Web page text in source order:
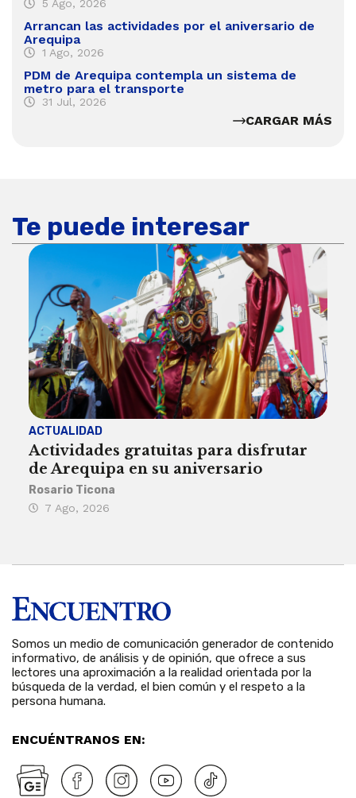
5 Ago, 2026
Arrancan las actividades por el aniversario de
Arequipa
1 Ago, 2026
PDM de Arequipa contempla un sistema de
metro para el transporte
31 Jul, 2026
CARGAR MÁS
Te puede interesar
ACTUALIDAD
Actividades gratuitas para disfrutar
de Arequipa en su aniversario
Rosario Ticona
7 Ago, 2026
Somos un medio de comunicación generador de contenido
informativo, de análisis y de opinión, que ofrece a sus
lectores una aproximación a la realidad orientada por la
búsqueda de la verdad, el bien común y el respeto a la
persona humana.
ENCUÉNTRANOS EN: